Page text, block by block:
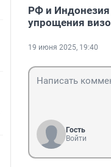
РФ и Индонезия
упрощения
19 июня 2025, 19:40
Гость
Войти